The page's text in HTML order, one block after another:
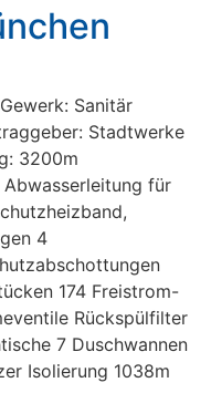
Sanitär
Stadtwerke
3200m
für
4
174 Freistrom-
Rückspülfilter
7 Duschwannen
Isolierung 1038m